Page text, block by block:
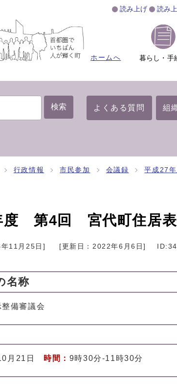
読み上げ 読み
ホームへ 暮らし・手
検索 よくある質問 組
行政情報 市民参加 会議録 平成27年
度 第4回 宮代町住居表
11月25日 ] [更新日：2022年6月6日]
名称
備審議会
月21日 時間： 9時30分-11時30分